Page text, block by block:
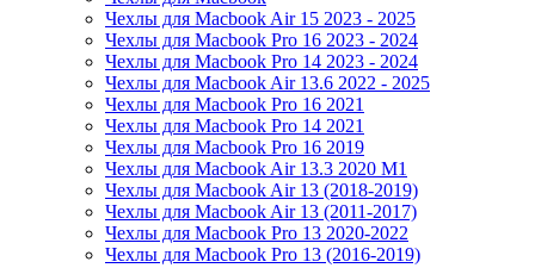
Чехлы для Macbook Air 15 2023 - 2025
Чехлы для Macbook Pro 16 2023 - 2024
Чехлы для Macbook Pro 14 2023 - 2024
Чехлы для Macbook Air 13.6 2022 - 2025
Чехлы для Macbook Pro 16 2021
Чехлы для Macbook Pro 14 2021
Чехлы для Macbook Pro 16 2019
Чехлы для Macbook Air 13.3 2020 M1
Чехлы для Macbook Air 13 (2018-2019)
Чехлы для Macbook Air 13 (2011-2017)
Чехлы для Macbook Pro 13 2020-2022
Чехлы для Macbook Pro 13 (2016-2019)